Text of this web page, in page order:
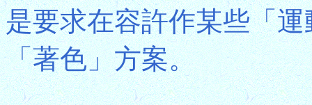
是要求在容許作某些「
「著色」方案。